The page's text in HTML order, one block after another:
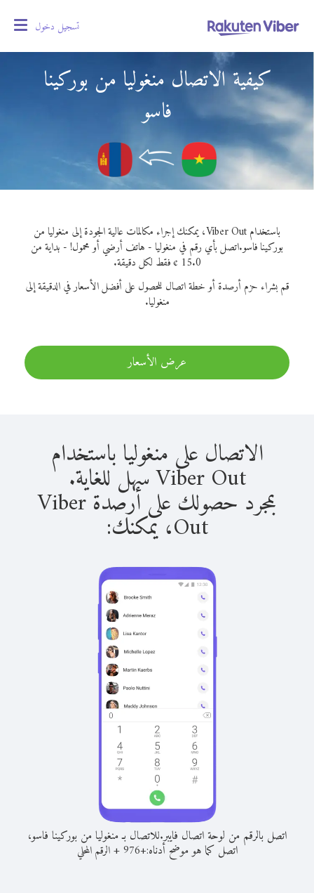
تسجيل دخول
كيفية الاتصال منغوليا من بوركينا
فاسو
باستخدام Viber Out، يمكنك إجراء مكالمات عالية الجودة إلى منغوليا من
بوركينا فاسو.اتصل بأي رقم في منغوليا - هاتف أرضي أو محمول! - بداية من
15.0 ¢ فقط لكل دقيقة.
قم بشراء حزم أرصدة أو خطة اتصال للحصول على أفضل الأسعار في الدقيقة إلى
منغوليا.
عرض الأسعار
الاتصال على منغوليا باستخدام
Viber Out سهل للغاية.
بمجرد حصولك على أرصدة Viber
Out، يمكنك:
اتصل بالرقم من لوحة اتصال فايبر.للاتصال بـ منغوليا من بوركينا فاسو،
اتصل كما هو موضح أدناه:+
976
+الرقم المحلي